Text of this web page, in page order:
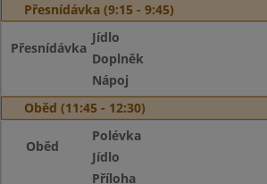
Přesnídávka (9:15 - 9:45)
Přesnídávka
Jídlo
Doplněk
Nápoj
Oběd (11:45 - 12:30)
Oběd
Polévka
Jídlo
Příloha